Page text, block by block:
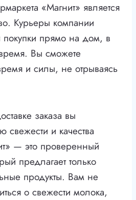
«Магнит» является
Курьеры компании
покупки прямо на дом, в
Вы сможете
и силы, не отрываясь
заказа вы
свежести и качества
— это проверенный
предлагает только
продукты. Вам не
о свежести молока,